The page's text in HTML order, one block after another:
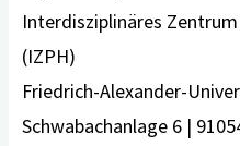
Interdisziplinäres
(IZPH)
Friedrich-Alexander-
Schwabachanlage 6 |